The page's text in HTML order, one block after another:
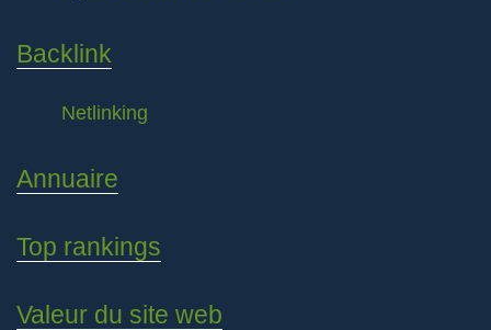
Backlink
Netlinking
Annuaire
Top rankings
Valeur du site web